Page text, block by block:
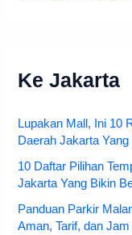
Ke Jakarta
Lupakan Mall, Ini 10
Daerah Jakarta
10 Daftar Pilihan
Jakarta Yang Bikin
Panduan Parkir
Aman, Tarif, dan